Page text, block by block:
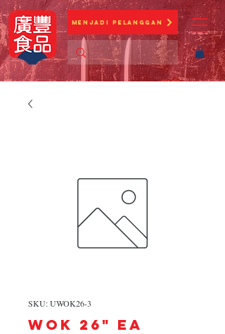
Menjadi Pelanggan
SKU: UWOK26-3
WOK 26" ea